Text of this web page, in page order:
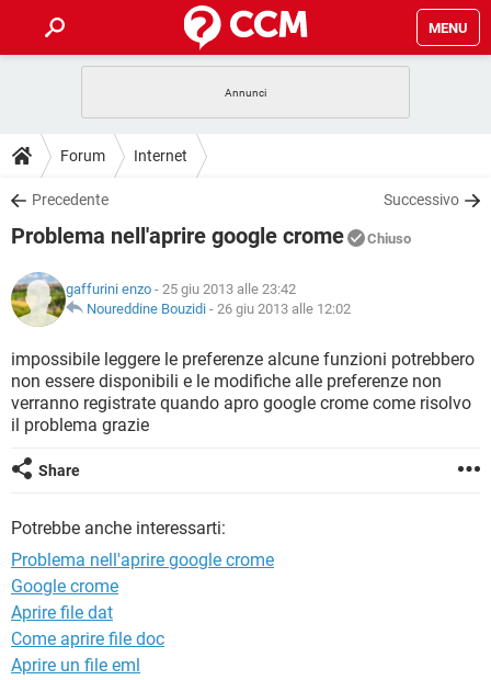
MENU
INTRATTENIMENTO
iOS
INSTAGRAM WHATSAPP
TIKTOK
HARDWARE
GUIDE
COVID-19
INSTAGRAM WHATSAPP
TIKTOK
HARDWARE
DOWNLOAD
COVID-19 GAMING
INTRATTENIMENTO
iOS WINDOWS 10
INSTAGRAM WHATSAPP
TIKTOK FACEBOOK
HARDWARE
COVID-19 GAMING
INTRATTENIMENTO
iOS WINDOWS 10
INSTAGRAM WHATSAPP
HARDWARE
GLOSSARIO
COVID-19 GAMING
INTRATTENIMENTO ANDROID
iOS
INSTAGRAM
HARDWARE
Forum Internet
Precedente Successivo
Problema nell'aprire google crome Chiuso
gaffurini enzo - 25 giu 2013 alle 23:42
Noureddine Bouzidi - 26 giu 2013 alle 12:02
impossibile leggere le preferenze alcune funzioni potrebbero
non essere disponibili e le modifiche alle preferenze non
verranno registrate quando apro google crome come risolvo
il problema grazie
Share
Potrebbe anche interessarti:
Problema nell'aprire google crome
Google crome
Aprire file dat
Come aprire file doc
Aprire un file eml